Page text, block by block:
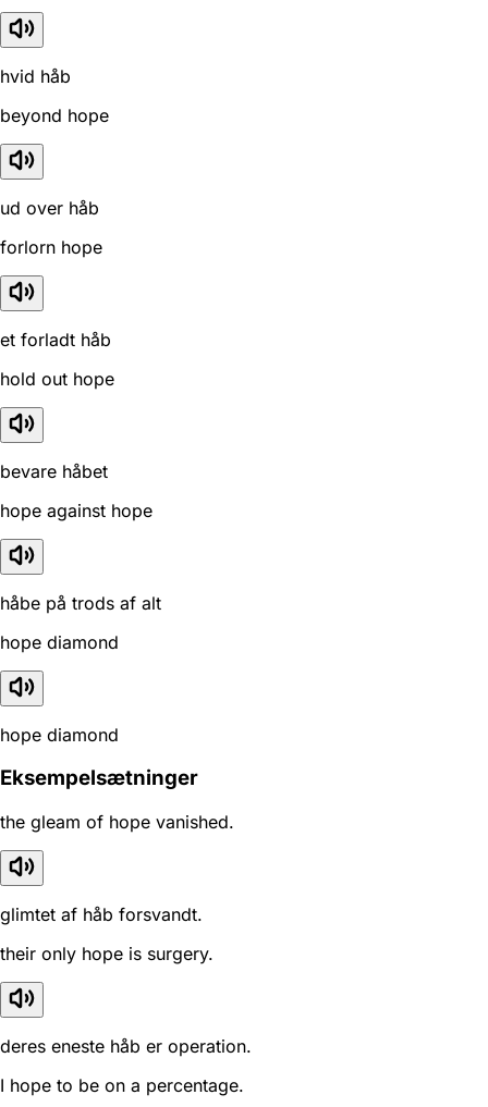
hvid håb
beyond hope
ud over håb
forlorn hope
et forladt håb
hold out hope
bevare håbet
hope against hope
håbe på trods af alt
hope diamond
hope diamond
Eksempelsætninger
the gleam of hope vanished.
glimtet af håb forsvandt.
their only hope is surgery.
deres eneste håb er operation.
I hope to be on a percentage.